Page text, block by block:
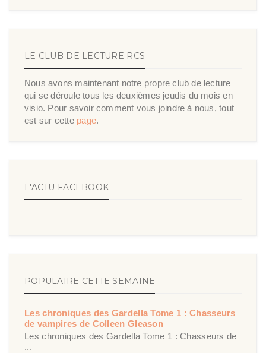
LE CLUB DE LECTURE RCS
Nous avons maintenant notre propre club de lecture
qui se déroule tous les deuxièmes jeudis du mois en
visio. Pour savoir comment vous joindre à nous, tout
est sur cette page.
L'ACTU FACEBOOK
POPULAIRE CETTE SEMAINE
Les chroniques des Gardella Tome 1 : Chasseurs
de vampires de Colleen Gleason
Les chroniques des Gardella Tome 1 : Chasseurs de
...